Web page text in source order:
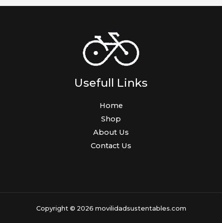
Usefull Links
Home
Shop
About Us
Contact Us
Copyright © 2026 movilidadsustentables.com